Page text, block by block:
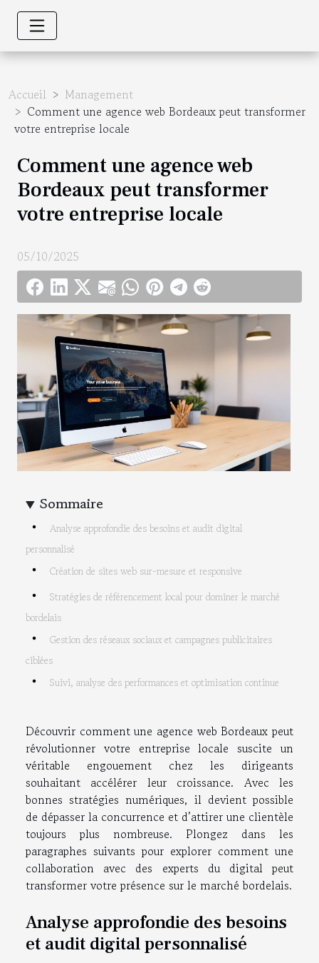
Accueil
Management
Comment une agence web Bordeaux peut transformer
votre entreprise locale
Comment une agence web
Bordeaux peut transformer
votre entreprise locale
05/10/2025
Sommaire
Analyse approfondie des besoins et audit digital
personnalisé
Création de sites web sur-mesure et responsive
Stratégies de référencement local pour dominer le marché
bordelais
Gestion des réseaux sociaux et campagnes publicitaires
ciblées
Suivi, analyse des performances et optimisation continue
Découvrir comment une agence web Bordeaux peut
révolutionner votre entreprise locale suscite un
véritable engouement chez les dirigeants
souhaitant accélérer leur croissance. Avec les
bonnes stratégies numériques, il devient possible
de dépasser la concurrence et d’attirer une clientèle
toujours plus nombreuse. Plongez dans les
paragraphes suivants pour explorer comment une
collaboration avec des experts du digital peut
transformer votre présence sur le marché bordelais.
Analyse approfondie des besoins
et audit digital personnalisé